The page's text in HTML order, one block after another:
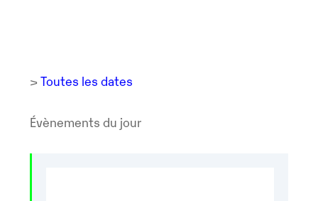
> Toutes les dates
Évènements du jour